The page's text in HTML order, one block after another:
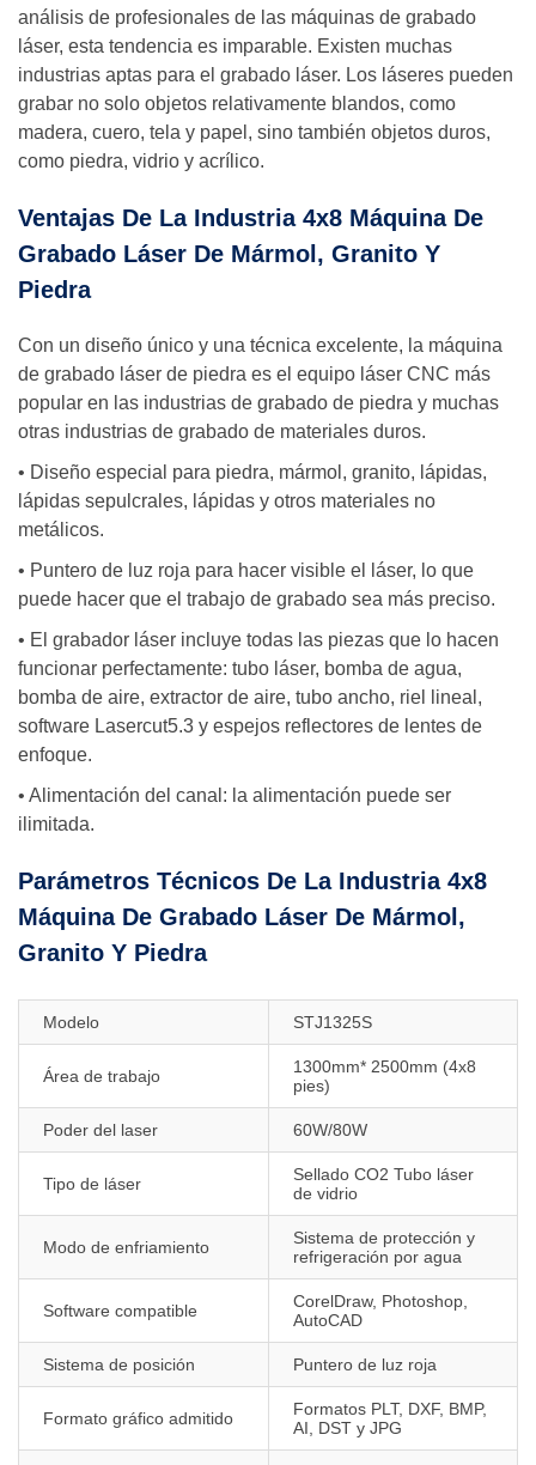
análisis de profesionales de las máquinas de grabado
láser, esta tendencia es imparable. Existen muchas
industrias aptas para el grabado láser. Los láseres pueden
grabar no solo objetos relativamente blandos, como
madera, cuero, tela y papel, sino también objetos duros,
como piedra, vidrio y acrílico.
Ventajas De La Industria 4x8 Máquina De
Grabado Láser De Mármol, Granito Y
Piedra
Con un diseño único y una técnica excelente, la máquina
de grabado láser de piedra es el equipo láser CNC más
popular en las industrias de grabado de piedra y muchas
otras industrias de grabado de materiales duros.
• Diseño especial para piedra, mármol, granito, lápidas,
lápidas sepulcrales, lápidas y otros materiales no
metálicos.
• Puntero de luz roja para hacer visible el láser, lo que
puede hacer que el trabajo de grabado sea más preciso.
• El grabador láser incluye todas las piezas que lo hacen
funcionar perfectamente: tubo láser, bomba de agua,
bomba de aire, extractor de aire, tubo ancho, riel lineal,
software Lasercut5.3 y espejos reflectores de lentes de
enfoque.
• Alimentación del canal: la alimentación puede ser
ilimitada.
Parámetros Técnicos De La Industria 4x8
Máquina De Grabado Láser De Mármol,
Granito Y Piedra
Modelo STJ1325S
Área de trabajo
1300mm* 2500mm (4x8
pies)
Poder del laser 60W/80W
Tipo de láser
Sellado CO2 Tubo láser
de vidrio
Modo de enfriamiento
Sistema de protección y
refrigeración por agua
Software compatible
CorelDraw, Photoshop,
AutoCAD
Sistema de posición Puntero de luz roja
Formato gráfico admitido
Formatos PLT, DXF, BMP,
AI, DST y JPG